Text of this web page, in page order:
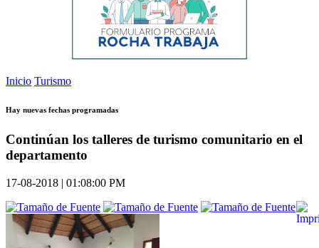
Inicio Turismo
Hay nuevas fechas programadas
Continúan los talleres de turismo comunitario en el
departamento
17-08-2018 | 01:08:00 PM